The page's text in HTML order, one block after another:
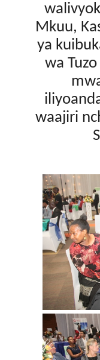
Mkuu,
ya
wa
waajiri